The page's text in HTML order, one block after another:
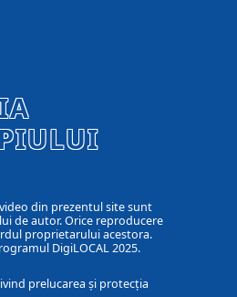
din prezentul site sunt
de autor. Orice reproducere
proprietarului acestora.
DigiLOCAL 2025.
prelucarea și protecția